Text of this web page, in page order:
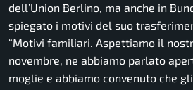
dell’Union Berlino, ma anche in
spiegato i motivi del suo
“Motivi familiari. Aspettiamo il
novembre, ne abbiamo parlato
moglie e abbiamo convenuto che